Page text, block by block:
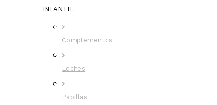
INFANTIL
Complementos
Leches
Papillas